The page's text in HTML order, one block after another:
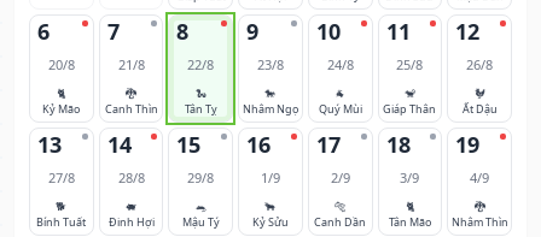
6
20/8
🐈
Kỷ Mão
7
21/8
🐉
Canh Thìn
8
22/8
🐍
Tân Tỵ
9
23/8
🐎
Nhâm Ngọ
10
24/8
🐐
Quý Mùi
11
25/8
🐒
Giáp Thân
12
26/8
🐓
Ất Dậu
13
27/8
🐕
Bính Tuất
14
28/8
🐖
Đinh Hợi
15
29/8
🐀
Mậu Tý
16
1/9
🐂
Kỷ Sửu
17
2/9
🐅
Canh Dần
18
3/9
🐈
Tân Mão
19
4/9
🐉
Nhâm Thìn